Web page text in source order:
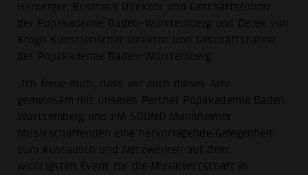
Herberger, Business Direktor und Geschäftsführer
der Popakademie Baden-Württemberg und Derek von
Krogh Künstlerischer Direktor und Geschäftsführer
der Popakademie Baden-Württemberg.
„Ich freue mich, dass wir auch dieses Jahr
gemeinsam mit unseren Partner Popakademie Baden-
Württemberg und I’M SOUND Mannheimer
Musikschaffenden eine hervorragende Gelegenheit
zum Austausch und Netzwerken auf dem
wichtigsten Event für die Musikwirtschaft in